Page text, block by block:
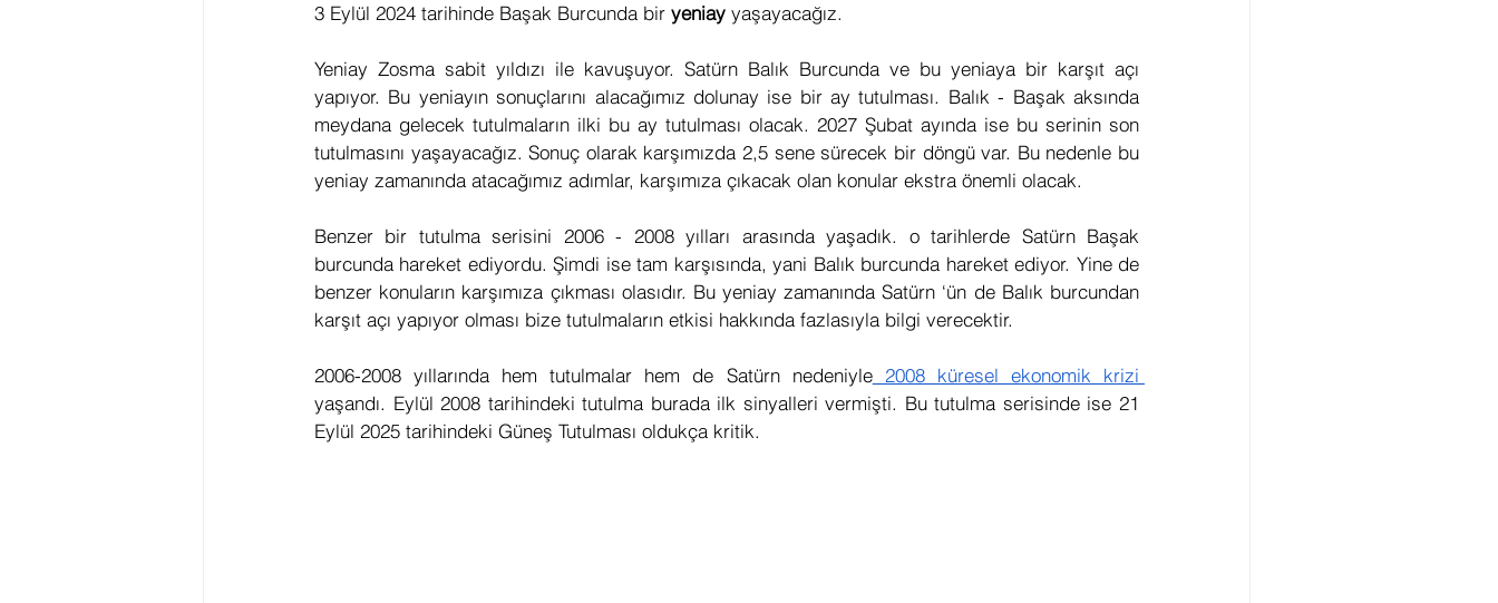
Astroloji Eğitimi 2023 Burç Yorumları Sinema Futbol KronosTakvim
Transitler Tutulmalar Öngörü Açı Kalıbı Medikal Astroloji Transit Açıları Açılar
Asteroid Ay Düğümleri İleri Seviye Astroloji Temel Seviye Astroloji Orta Seviye Astroloji
Geleneksel Astroloji
3 Eylül 2024 tarihinde Başak Burcunda bir yeniay yaşayacağız.
Yeniay Zosma sabit yıldızı ile kavuşuyor. Satürn Balık Burcunda ve bu yeniaya bir karşıt açı
yapıyor. Bu yeniayın sonuçlarını alacağımız dolunay ise bir ay tutulması. Balık - Başak aksında
meydana gelecek tutulmaların ilki bu ay tutulması olacak. 2027 Şubat ayında ise bu serinin son
tutulmasını yaşayacağız. Sonuç olarak karşımızda 2,5 sene sürecek bir döngü var. Bu nedenle bu
yeniay zamanında atacağımız adımlar, karşımıza çıkacak olan konular ekstra önemli olacak.
Benzer bir tutulma serisini 2006 - 2008 yılları arasında yaşadık. o tarihlerde Satürn Başak
burcunda hareket ediyordu. Şimdi ise tam karşısında, yani Balık burcunda hareket ediyor. Yine de
benzer konuların karşımıza çıkması olasıdır. Bu yeniay zamanında Satürn ‘ün de Balık burcundan
karşıt açı yapıyor olması bize tutulmaların etkisi hakkında fazlasıyla bilgi verecektir.
2006-2008 yıllarında hem tutulmalar hem de Satürn nedeniyle
yaşandı. Eylül 2008 tarihindeki tutulma burada ilk sinyalleri vermişti. Bu tutulma serisinde ise 21
Eylül 2025 tarihindeki Güneş Tutulması oldukça kritik.